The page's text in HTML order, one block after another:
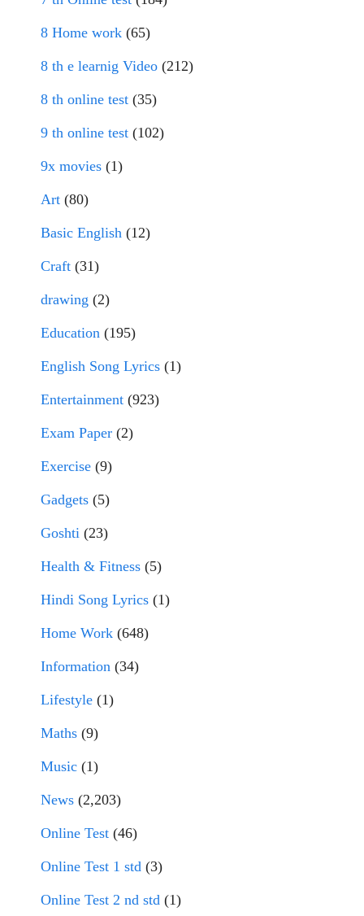
8 Home work (65)
8 th e learnig Video (212)
8 th online test (35)
9 th online test (102)
9x movies (1)
Art (80)
Basic English (12)
Craft (31)
drawing (2)
Education (195)
English Song Lyrics (1)
Entertainment (923)
Exam Paper (2)
Exercise (9)
Gadgets (5)
Goshti (23)
Health & Fitness (5)
Hindi Song Lyrics (1)
Home Work (648)
Information (34)
Lifestyle (1)
Maths (9)
Music (1)
News (2,203)
Online Test (46)
Online Test 1 std (3)
Online Test 2 nd std (1)